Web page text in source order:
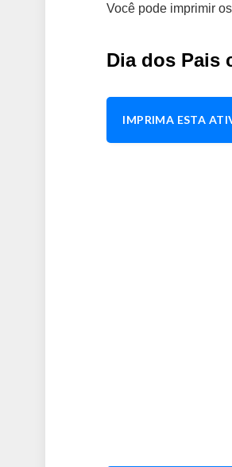
Você pode imprimir
Dia dos Pais
IMPRIMA ESTA